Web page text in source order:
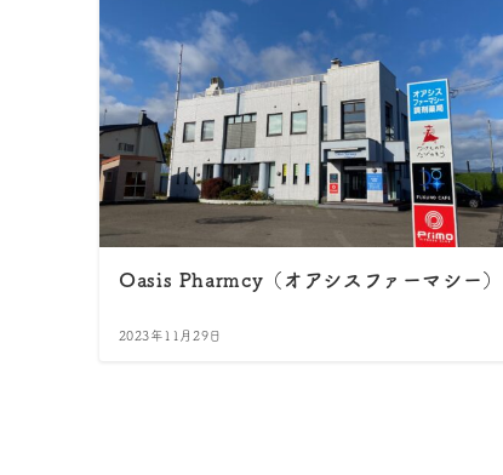
Oasis Pharmcy（オアシスファーマシー）
2023年11月29日